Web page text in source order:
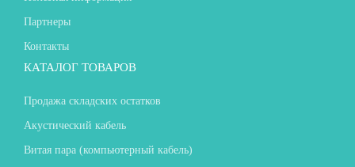
Партнеры
Контакты
КАТАЛОГ ТОВАРОВ
Продажа складских остатков
Акустический кабель
Витая пара (компьютерный кабель)